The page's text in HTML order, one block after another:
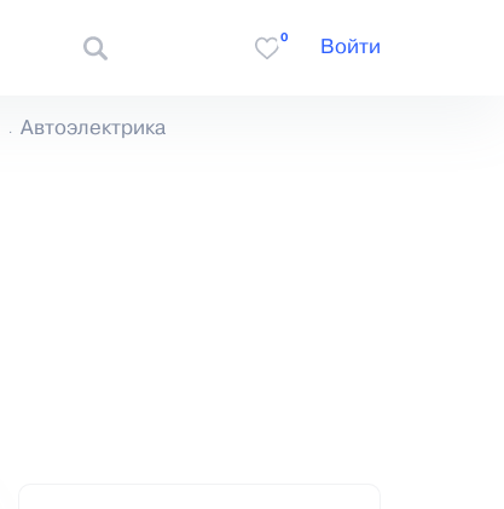
0
Войти
Автоэлектрика